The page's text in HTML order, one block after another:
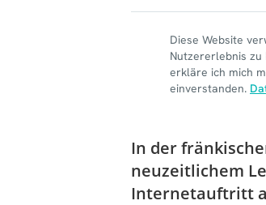
In der
neuzeitlichem
Internetauftritt